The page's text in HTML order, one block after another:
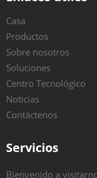
Casa
Productos
Sobre nosotros
Soluciones
Centro Tecnológico
Noticias
Contáctenos
Servicios
Bienvenido a